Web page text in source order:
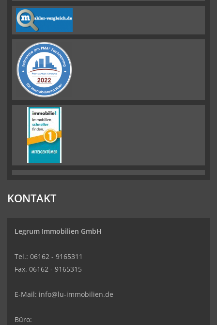
KONTAKT
Legrum Immobilien GmbH
Tel.: 06162 - 9165311
Fax. 06162 - 9165315
E-Mail: info@lu-immobilien.de
Büro: